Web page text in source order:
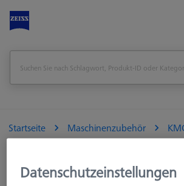
Startseite Maschinenzubehör
Datenschutzeinstellungen